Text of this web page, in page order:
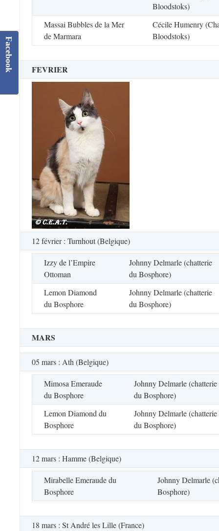
Bloodstoks)
Massai Bubbles de la Mer
de Marmara
Cécile Humenry
Bloodstoks)
FEVRIER
12 février : Turnhout (Belgique)
Izzy de l’Empire
Ottoman
Johnny Delmarle (chatterie
du Bosphore)
Lemon Diamond
du Bosphore
Johnny Delmarle (chatterie
du Bosphore)
MARS
05 mars : Ath (Belgique)
Mimosa Emeraude
du Bosphore
Johnny Delmarle (chatterie
du Bosphore)
Lemon Diamond du
Bosphore
Johnny Delmarle (chatterie
du Bosphore)
12 mars : Hamme (Belgique)
Mirabelle Emeraude du
Bosphore
Johnny Delmarle
Bosphore)
18 mars : St André les Lille (France)
Facebook